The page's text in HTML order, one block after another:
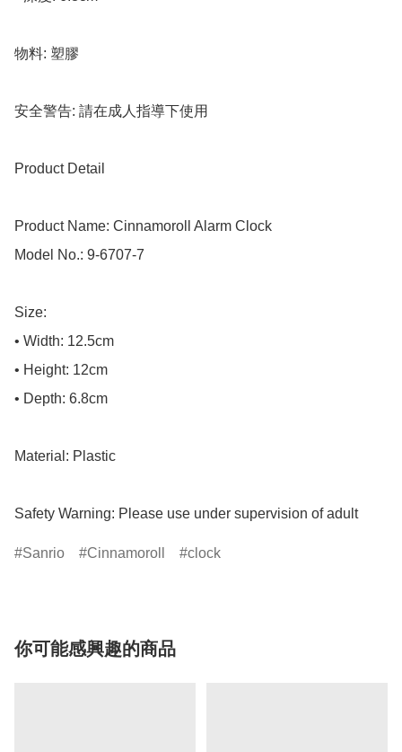
物料: 塑膠
安全警告: 請在成人指導下使用
Product Detail
Product Name: Cinnamoroll Alarm Clock
Model No.: 9-6707-7
Size:
• Width: 12.5cm
• Height: 12cm
• Depth: 6.8cm
Material: Plastic
Safety Warning: Please use under supervision of adult
Sanrio Cinnamoroll clock
你可能感興趣的商品